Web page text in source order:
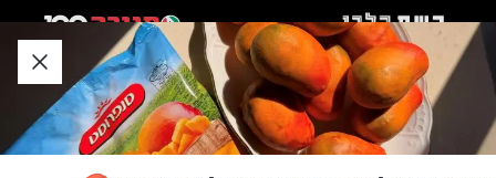
לאזור
תוכן
תחתון
חזרה לעמוד הבית